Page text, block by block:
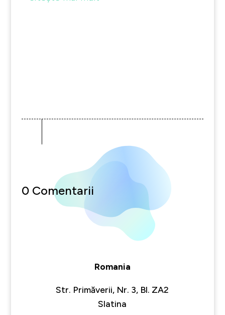
0 Comentarii
Romania
Str. Primăverii, Nr. 3, Bl. ZA2
Slatina